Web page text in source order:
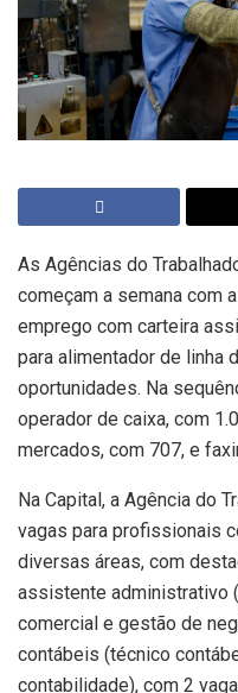
As Agências do
começam a semana com
emprego com carteira
para alimentador de linha
oportunidades. Na
operador de caixa, com
mercados, com 707, e
Na Capital, a Agência do
vagas para profissionais
diversas áreas, com
assistente administrativo
comercial e gestão de
contábeis (técnico
contabilidade), com 2